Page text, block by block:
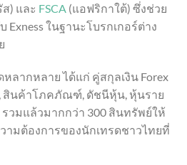
) และ FSCA (แอฟริกาใต้) ซึ่งช่วย
ในฐานะโบรกเกอร์ต่าง
ลากหลาย ได้แก่ คู่สกุลเงิน Forex
สินค้าโภคภัณฑ์, ดัชนีหุ้น, หุ้นราย
วมแล้วมากกว่า 300 สินทรัพย์ให้
ามต้องการของนักเทรดชาวไทยที่